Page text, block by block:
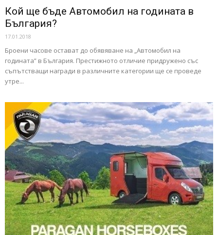
Кой ще бъде Автомобил на годината в
България?
17.01.2018
Броени часове остават до обявяване на „Автомобил на
годината” в България. Престижното отличие придружено със
съпътстващи награди в различните категории ще се проведе
утре...